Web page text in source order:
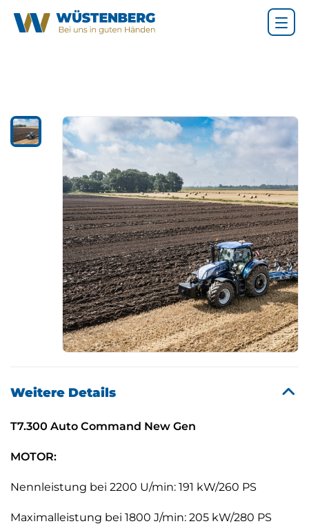
Weitere Details
T7.300 Auto Command New Gen
MOTOR:
Nennleistung bei 2200 U/min: 191 kW/260 PS
Maximalleistung bei 1800 J/min: 205 kW/280 PS